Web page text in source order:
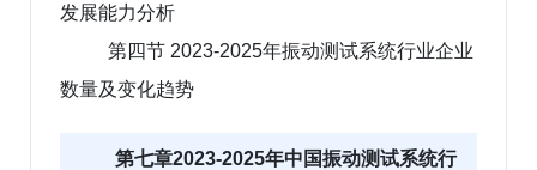
发展能力分析
第四节 2023-2025年振动测试系统行业企业
数量及变化趋势
第七章2023-2025年中国振动测试系统行